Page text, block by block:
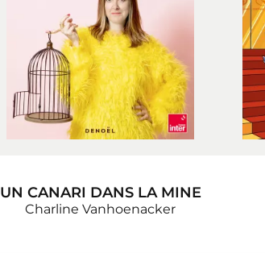
UN CANARI DANS LA MINE
Charline Vanhoenacker